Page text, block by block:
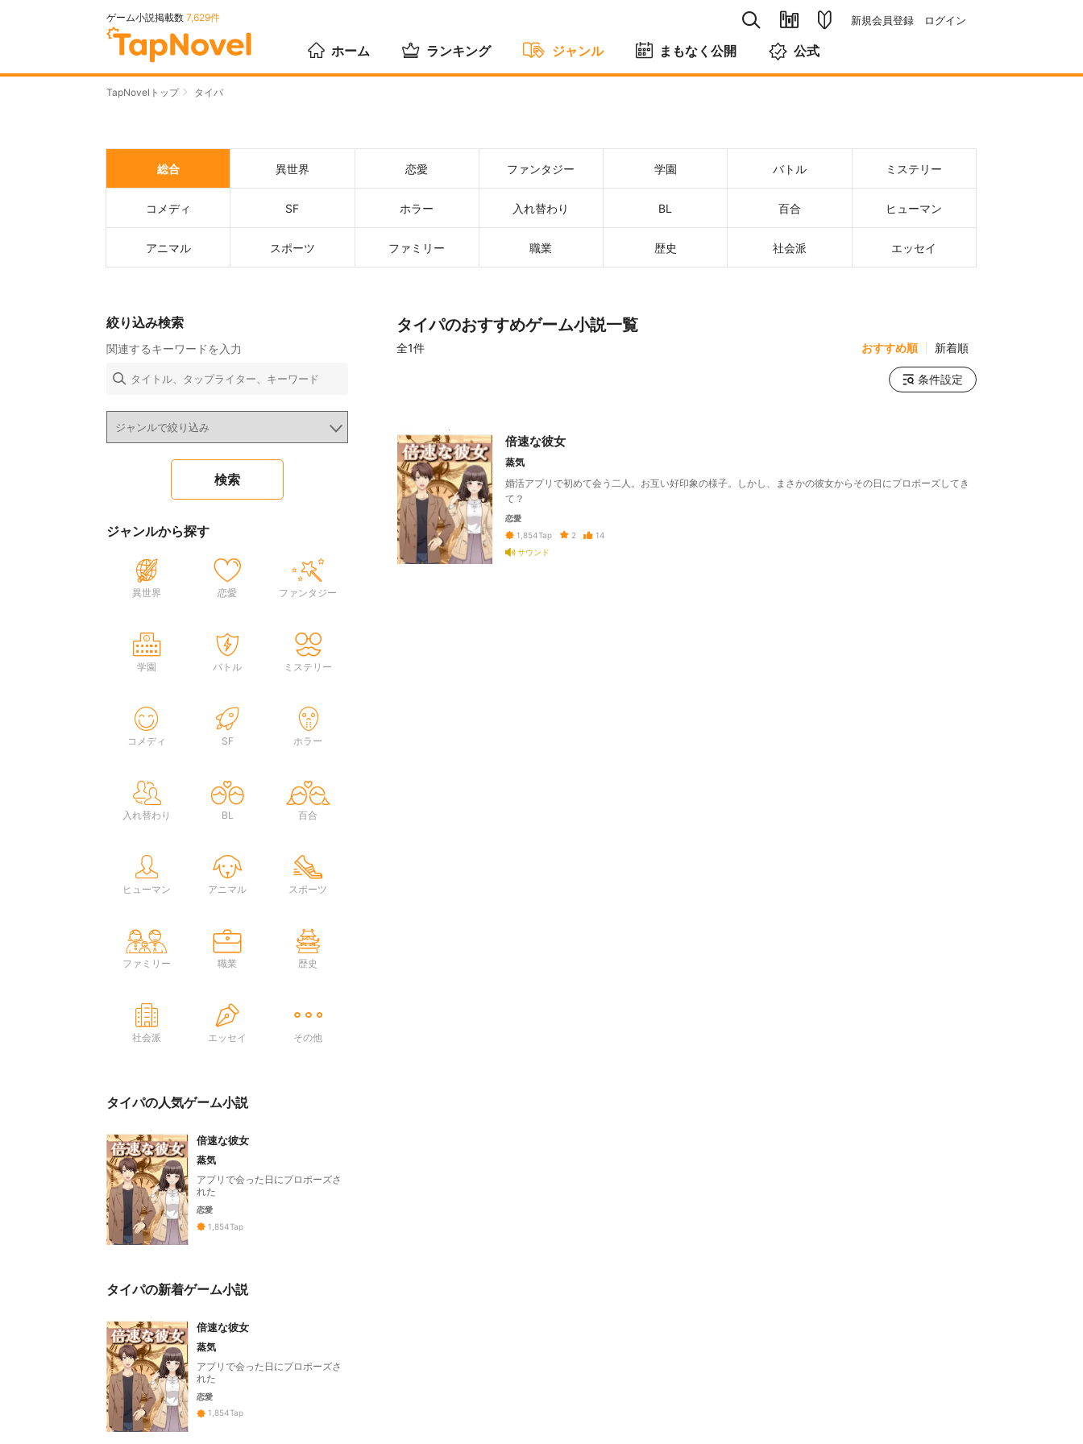
ゲーム小説掲載数 7,629件 新規会員登録 ログイン
ホーム ランキング ジャンル まもなく公開 公式
TapNovelトップ タイパ
総合 異世界 恋愛 ファンタジー 学園 バトル ミステリー
コメディ SF ホラー 入れ替わり BL 百合 ヒューマン
アニマル スポーツ ファミリー 職業 歴史 社会派 エッセイ
タイパのおすすめゲーム小説一覧
全1件 おすすめ順 新着順
条件設定
倍速な彼女
蒸気
婚活アプリで初めて会う二人。お互い好印象の様子。しかし、まさかの彼女からその日にプロポーズしてき
て？
恋愛
1,854Tap 2
14
サウンド
絞り込み検索
関連するキーワードを入力
ジャンルから探す
異世界 恋愛 ファンタジー
学園 バトル ミステリー
コメディ SF ホラー
入れ替わり BL 百合
ヒューマン アニマル スポーツ
ファミリー 職業 歴史
社会派 エッセイ その他
タイパの人気ゲーム小説
倍速な彼女
蒸気
アプリで会った日にプロポーズさ
れた
恋愛
1,854Tap
タイパの新着ゲーム小説
倍速な彼女
蒸気
アプリで会った日にプロポーズさ
れた
恋愛
1,854Tap